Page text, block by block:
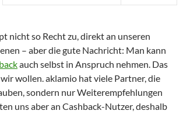
nicht so Recht zu, direkt an unseren
– aber die gute Nachricht: Man kann
auch selbst in Anspruch nehmen. Das
wir wollen. aklamio hat viele Partner, die
sondern nur Weiterempfehlungen
uns aber an Cashback-Nutzer, deshalb